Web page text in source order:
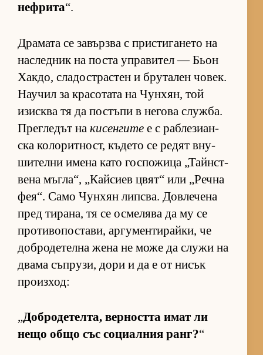
неф­рита“.
Дра­мата се за­вър­зва с прис­ти­га­нето на
нас­лед­ник на поста уп­ра­ви­тел — Бьон
Хак­до, сла­дос­т­рас­тен и бру­та­лен чо­век.
На­у­чил за кра­со­тата на Чун­хян, той
изис­ква тя да пос­тъпи в не­гова служ­ба.
Прег­ле­дът на кисенгите е с раб­ле­зи­ан­
ска ко­ло­рит­ност, къ­дето се ре­дят вну­
ши­телни имена като гос­по­жица „Тайн­с­т­
вена мъг­ла“, „Кай­сиев цвят“ или „Речна
фе­я“. Само Чун­хян лип­с­ва. Дов­ле­чена
пред ти­ра­на, тя се ос­ме­лява да му се
про­ти­во­пос­та­ви, ар­гу­мен­ти­рай­ки, че
доб­ро­де­телна жена не може да служи на
двама съп­ру­зи, дори и да е от ни­сък
про­из­ход:
„Доб­ро­де­тел­та, вер­ността имат ли
нещо общо със со­ци­ал­ния ранг?“